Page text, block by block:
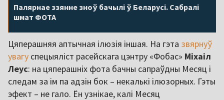
Палярнае ззянне зноў бачылі ў Беларусі. Сабралі
шмат ФОТА
Цяперашняя аптычная ілюзія іншая. На гэта звярнуў
увагу спецыяліст расейскага цэнтру «Фобас» Міхаіл
Леус: на цяперашніх фота бачны сапраўдны Месяц і
следам за ім па адзін бок – некалькі ілюзорных. Гэты
эфект – не гало. Ён узнікае, калі Месяц